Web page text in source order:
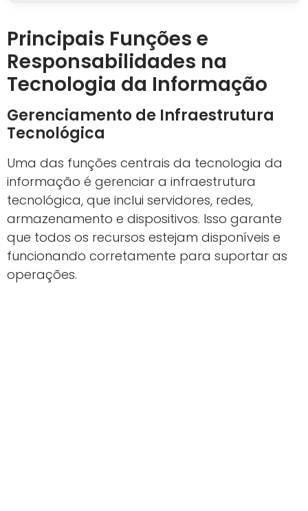
Principais Funções e
Responsabilidades na
Tecnologia da Informação
Gerenciamento de Infraestrutura
Tecnológica
Uma das funções centrais da tecnologia da
informação é gerenciar a infraestrutura
tecnológica, que inclui servidores, redes,
armazenamento e dispositivos. Isso garante
que todos os recursos estejam disponíveis e
funcionando corretamente para suportar as
operações.